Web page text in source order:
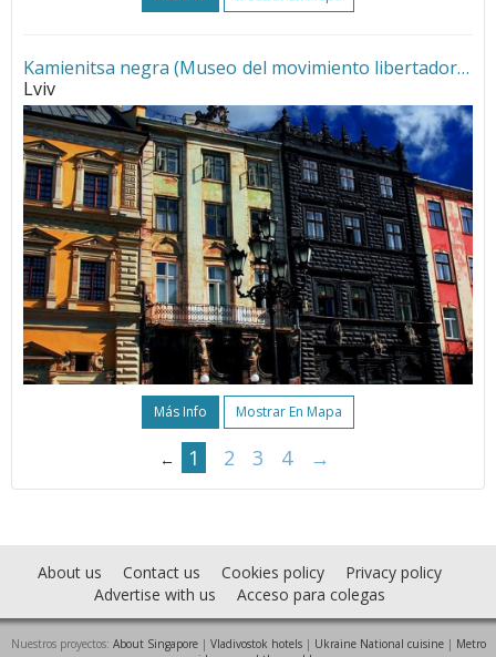
Kamienitsa negra (Museo del movimiento libertador)•
Lviv
Más Info Mostrar En Mapa
← 1 2 3 4 →
About us Contact us Cookies policy
Privacy policy
Advertise with us
Acceso para colegas
Nuestros proyectos: About Singapore| Vladivostok hotels| Ukraine National cuisine| Metro